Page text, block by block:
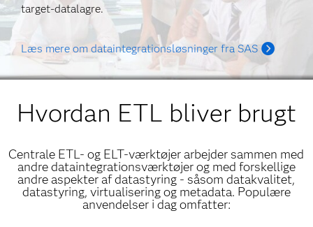
target-datalagre.
Læs mere om dataintegrationsløsninger fra SAS
Hvordan ETL bliver brugt
Centrale ETL- og ELT-værktøjer arbejder sammen med
andre dataintegrationsværktøjer og med forskellige
andre aspekter af datastyring - såsom datakvalitet,
datastyring, virtualisering og metadata. Populære
anvendelser i dag omfatter: